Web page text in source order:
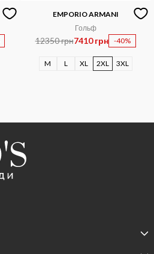
EMPORIO ARMANI
Гольф
12350 грн7410 грн -40%
M L XL 2XL 3XL